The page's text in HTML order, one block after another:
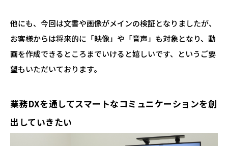
他にも、今回は文書や画像がメインの検証となりましたが、
お客様からは将来的に「映像」や「音声」も対象となり、動
画を作成できるところまでいけると嬉しいです、というご要
望もいただいております。
業務DXを通してスマートなコミュニケーションを創
出していきたい